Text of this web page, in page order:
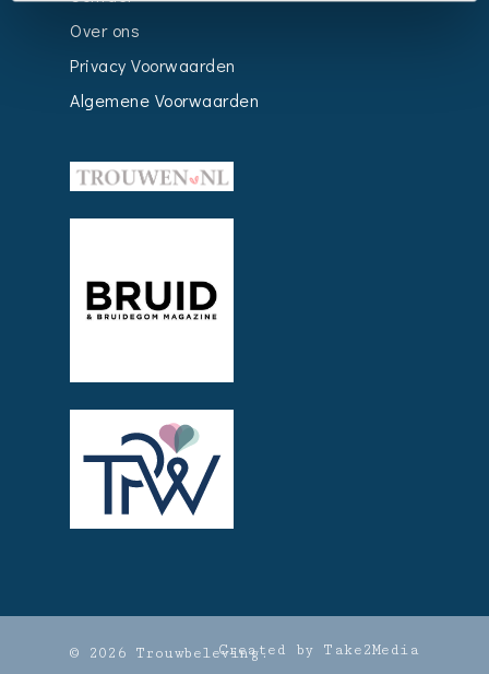
Over ons
Privacy Voorwaarden
Algemene Voorwaarden
© 2026 Trouwbeleving.Created by Take2Media